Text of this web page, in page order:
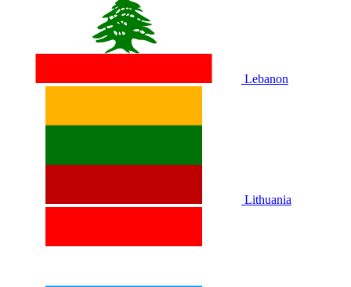
Lebanon
Lithuania